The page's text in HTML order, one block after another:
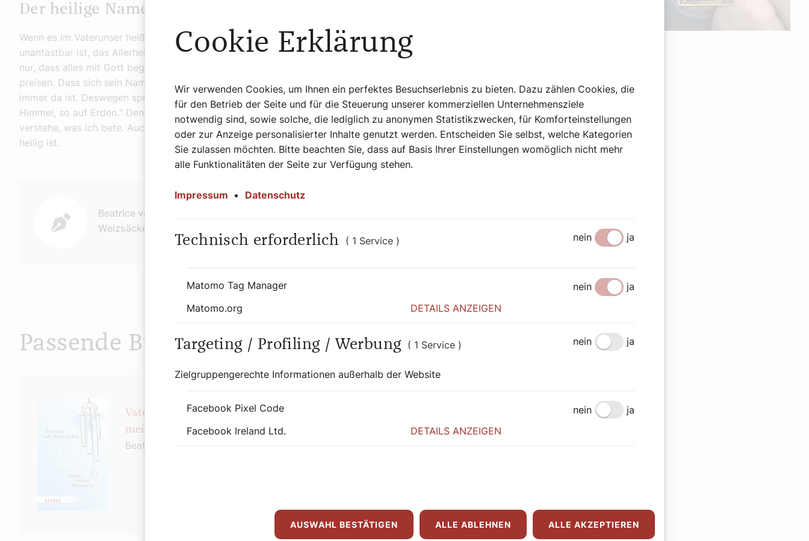
Der heilige Name
Wenn es im Vaterunser heißt, geheiligt werde dein Name, bedeutet das, dass Gottes Name
unantastbar ist, das Allerheiligste. Gottes Namen am Anfang des Vaterunsers zu ehren, heißt nicht
nur, dass alles mit Gott beginnt, sondern auch, dass alles damit beginnt, Gott zu loben und ihn zu
preisen. Dass sich sein Name über die ganze Welt und über jeden Menschen wölbt. Dass Gott
immer da ist. Deswegen spreche ich die Worte: „Dein Reich komme. Dein Wille geschehe. Wie im
Himmel, so auf Erden.“ Denn Gott ist überall, auch wenn ich ihn nicht sehe. Auch wenn ich nicht
verstehe, was ich bete. Auch wenn ich Fragen über Fragen habe. Ich heilige seinen Namen. Weil er
heilig ist.
Beatrice von
Weizsäcker
Passende Buchtipps
Vater unser. Gebet
meiner Sehnsucht
Beatrice von Weizsäcker
Cookie Erklärung
Wir verwenden Cookies, um Ihnen ein perfektes Besuchserlebnis zu bieten. Dazu zählen Cookies, die
für den Betrieb der Seite und für die Steuerung unserer kommerziellen Unternehmensziele
notwendig sind, sowie solche, die lediglich zu anonymen Statistikzwecken, für Komforteinstellungen
oder zur Anzeige personalisierter Inhalte genutzt werden. Entscheiden Sie selbst, welche Kategorien
Sie zulassen möchten. Bitte beachten Sie, dass auf Basis Ihrer Einstellungen womöglich nicht mehr
alle Funktionalitäten der Seite zur Verfügung stehen.
Impressum • Datenschutz
Technisch erforderlich ( 1 Service ) nein ja
Matomo Tag Manager nein
ja
Matomo.org
DETAILS ANZEIGEN
Targeting / Profiling / Werbung ( 1 Service )
Zielgruppengerechte Informationen außerhalb der Website
nein ja
Facebook Pixel Code nein
ja
Facebook Ireland Ltd.
DETAILS ANZEIGEN
AUSWAHL BESTÄTIGEN ALLE ABLEHNEN ALLE AKZEPTIEREN